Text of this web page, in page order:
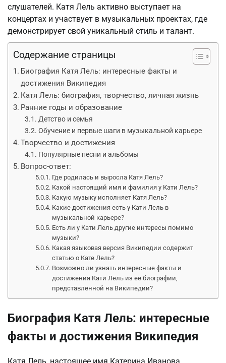
слушателей. Катя Лель активно выступает на
концертах и участвует в музыкальных проектах, где
демонстрирует свой уникальный стиль и талант.
Содержание страницы
Биография Катя Лель: интересные факты и
достижения Википедия
Катя Лель: биография, творчество, личная жизнь
Ранние годы и образование
Детство и семья
Обучение и первые шаги в музыкальной карьере
Творчество и достижения
Популярные песни и альбомы
Вопрос-ответ:
Где родилась и выросла Катя Лель?
Какой настоящий имя и фамилия у Кати Лель?
Какую музыку исполняет Катя Лель?
Какие достижения есть у Кати Лель в
музыкальной карьере?
Есть ли у Кати Лель другие интересы помимо
музыки?
Какая языковая версия Википедии содержит
статью о Кате Лель?
Возможно ли узнать интересные факты и
достижения Кати Лель из ее биографии,
представленной на Википедии?
Биография Катя Лель: интересные
факты и достижения Википедия
Катя Лель, настоящее имя Катерина Иванова,